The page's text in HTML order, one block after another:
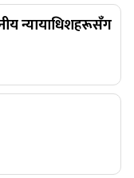
न्यायाधिशहरूसँग